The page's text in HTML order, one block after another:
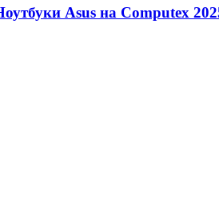
Asus на Computex